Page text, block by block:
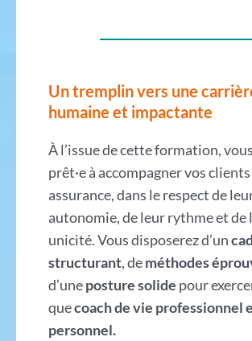
Un tremplin vers une
humaine et impactante
À l’issue de cette formation,
prêt·e à accompagner vos
assurance, dans le respect de
autonomie, de leur rythme et de
unicité. Vous disposerez d’un
structurant, deméthodes
d’uneposture solide pour
quecoach de vie professionnel
personnel.